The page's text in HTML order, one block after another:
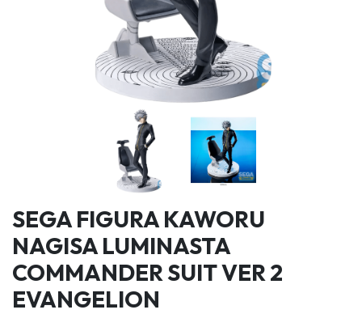
SEGA FIGURA KAWORU
NAGISA LUMINASTA
COMMANDER SUIT VER 2
EVANGELION